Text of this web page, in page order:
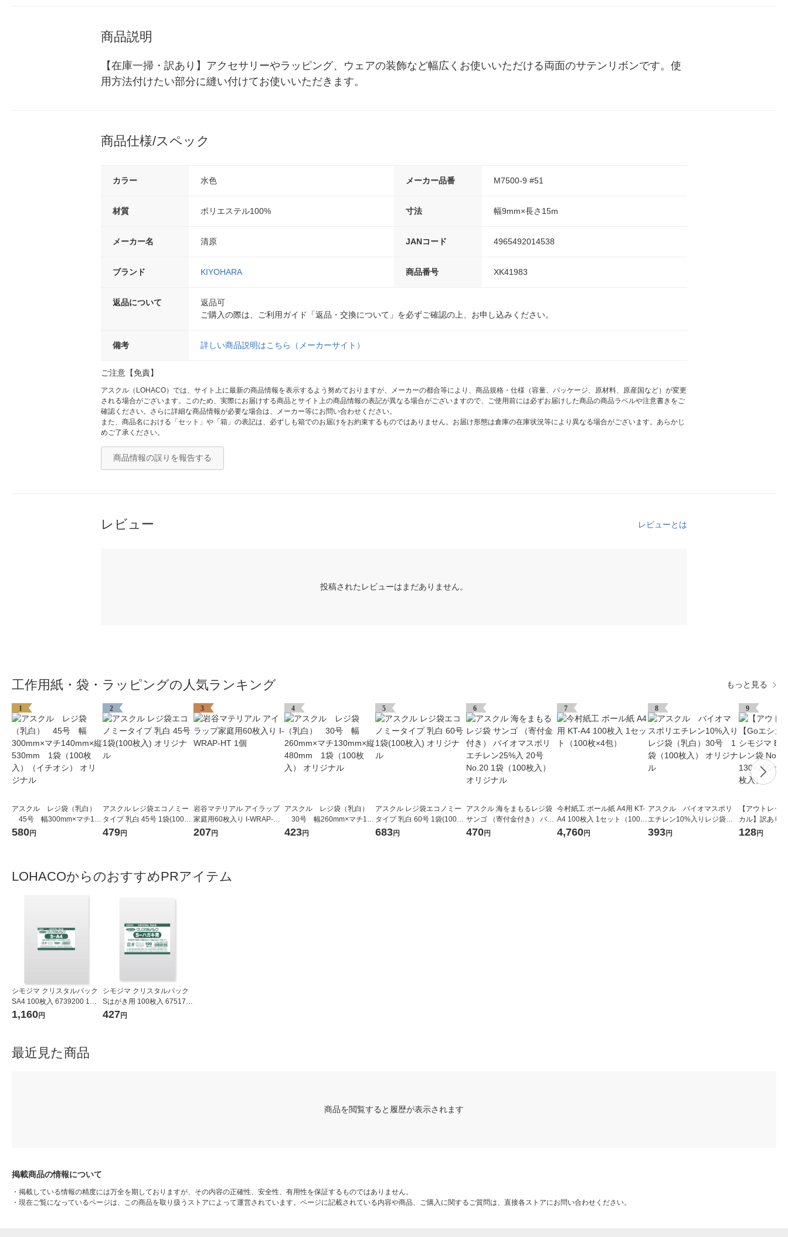
商品説明
【在庫一掃・訳あり】アクセサリーやラッピング、ウェアの装飾など幅広くお使いいただける両面のサテンリボンです。使
用方法付けたい部分に縫い付けてお使いいただきます。
商品仕様/スペック
カラー 水色 メーカー品番 M7500-9 #51
材質 ポリエステル100% 寸法 幅9mm×長さ15m
メーカー名 清原 JANコード 4965492014538
ブランド KIYOHARA 商品番号 XK41983
返品について
返品可
ご購入の際は、ご利用ガイド「返品・交換について」を必ずご確認の上、お申し込みください。
備考 詳しい商品説明はこちら（メーカーサイト）
ご注意【免責】
アスクル（LOHACO）では、サイト上に最新の商品情報を表示するよう努めておりますが、メーカーの都合等により、商品規格・仕様（容量、パッケージ、原材料、原産国など）が変更
される場合がございます。このため、実際にお届けする商品とサイト上の商品情報の表記が異なる場合がございますので、ご使用前には必ずお届けした商品の商品ラベルや注意書きをご
確認ください。さらに詳細な商品情報が必要な場合は、メーカー等にお問い合わせください。
また、商品名における「セット」や「箱」の表記は、必ずしも箱でのお届けをお約束するものではありません。お届け形態は倉庫の在庫状況等により異なる場合がございます。あらかじ
めご了承ください。
商品情報の誤りを報告する
レビュー レビューとは
投稿されたレビューはまだありません。
工作用紙・袋・ラッピングの人気ランキング もっと見る
1
アスクル レジ袋（乳白）
45号 幅300mm×マチ140
mm×縦530mm 1袋（100
580円
2
アスクル レジ袋エコノミー
タイプ 乳白 45号 1袋(100枚
入) オリジナル
479円
3
岩谷マテリアル アイラップ
家庭用60枚入り I-WRAP-HT
1個
207円
4
アスクル レジ袋（乳白）
30号 幅260mm×マチ130
mm×縦480mm 1袋（100
423円
5
アスクル レジ袋エコノミー
タイプ 乳白 60号 1袋(100枚
入) オリジナル
683円
6
アスクル 海をまもるレジ袋
サンゴ （寄付金付き） バイ
オマスポリエチレン25%入 2
470円
7
今村紙工 ボール紙 A4用 KT-
A4 100枚入 1セット（100枚
×4包）
4,760円
8
アスクル バイオマスポリ
エチレン10%入りレジ袋
（乳白）30号 1袋（100枚
393円
9
【アウトレッ
カル】訳あり
ポリエチレン
128円
LOHACOからのおすすめPRアイテム
シモジマ クリスタルパック
SA4 100枚入 6739200 1袋
(100枚入)
1,160円
シモジマ クリスタルパック
Sはがき用 100枚入 675170
0 1袋(100枚入)
427円
最近見た商品
商品を閲覧すると履歴が表示されます
掲載商品の情報について
・ 掲載している情報の精度には万全を期しておりますが、その内容の正確性、安全性、有用性を保証するものではありません。
・ 現在ご覧になっているページは、この商品を取り扱うストアによって運営されています。ページに記載されている内容や商品、ご購入に関するご質問は、直接各ストアにお問い合わせください。